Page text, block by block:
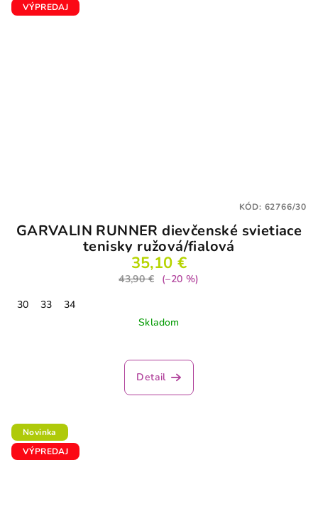
VÝPREDAJ
GARVALIN RUNNER dievčenské svietiace
tenisky ružová/fialová
35,10 €
43,90 €
(–20 %)
30
33
34
Skladom
Detail
KÓD: 62766/30
Novinka
VÝPREDAJ